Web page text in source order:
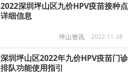
2022深圳坪山区九价HPV疫苗接种点
详细信息
坪山资讯 2022-11-28
深圳坪山区2022年九价HPV疫苗门诊
排队功能使用指引